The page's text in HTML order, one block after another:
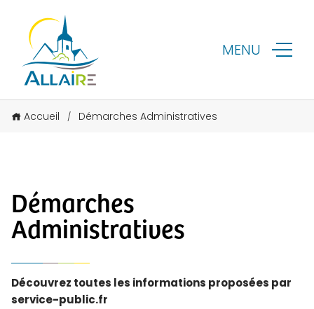
MENU
Accueil / Démarches Administratives
Démarches
Administratives
Découvrez toutes les informations proposées par
service-public.fr